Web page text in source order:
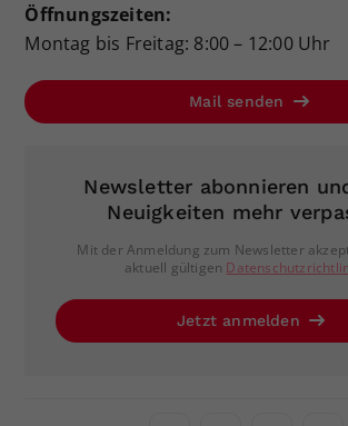
Öffnungszeiten:
Montag bis Freitag: 8:00 – 12:00 Uhr
Mail senden
Newsletter abonnieren
Neuigkeiten mehr
Mit der Anmeldung zum Newsletter
aktuell gültigen
Jetzt anmelden